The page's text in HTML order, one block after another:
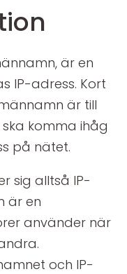
är en
IP-adress. Kort
är till
komma ihåg
på nätet.
sig alltså IP-
är en
använder när
och IP-